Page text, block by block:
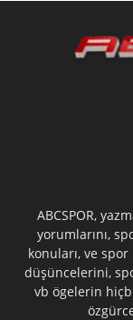
ABCSPOR,
yorumlarını,
konuları, ve
düşüncelerini,
vb ögelerin